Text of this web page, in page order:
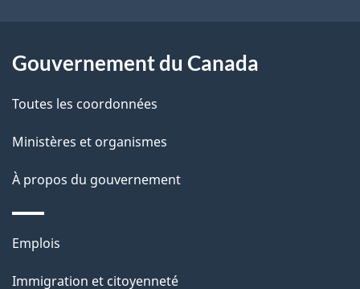
l
a
g
e
Gouvernement du Canada
Toutes les coordonnées
Ministères et organismes
À propos du gouvernement
Thèmes
Emplois
Immigration et citoyenneté